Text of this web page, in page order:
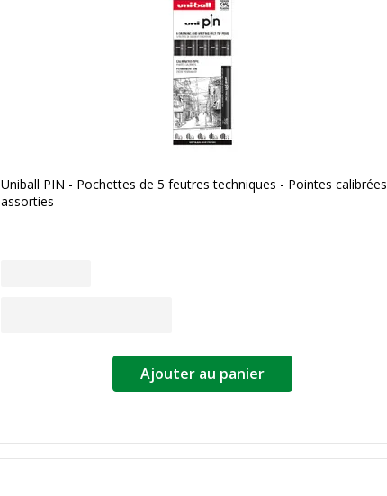
Uniball PIN - Pochettes de 5 feutres techniques - Pointes calibrées
assorties
Ajouter au panier